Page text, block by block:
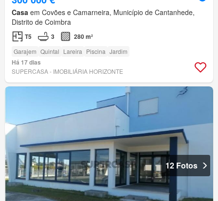
Casa em Covões e Camarneira, Município de Cantanhede,
Distrito de Coimbra
T5 3 280 m²
Garajem Quintal Lareira Piscina Jardim
Há 17 dias
SUPERCASA - IMOBILIÁRIA HORIZONTE
12 Fotos